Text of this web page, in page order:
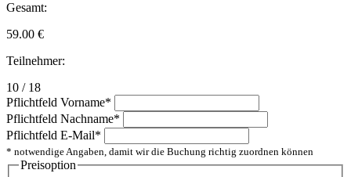
Gesamt:
59.00 €
Teilnehmer:
10 / 18
Pflichtfeld Vorname*
Pflichtfeld Nachname*
Pflichtfeld E-Mail*
* notwendige Angaben, damit wir die Buchung richtig zuordnen können
Preisoption